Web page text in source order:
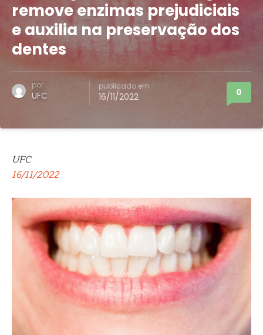
remove enzimas prejudiciais
e auxilia na preservação dos
dentes
por
UFC
publicado em
16/11/2022 0
UFC
16/11/2022